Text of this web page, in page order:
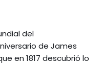
del
de James
en 1817 descubrió lo